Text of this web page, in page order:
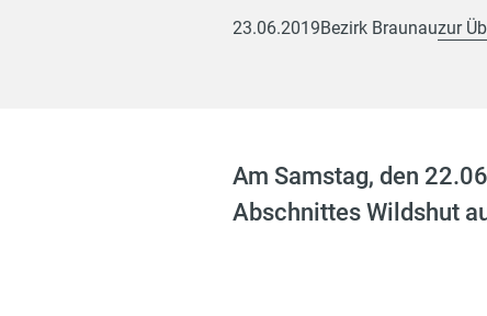
23.06.2019Bezirk Braunauzur
Am Samstag, den
Abschnittes Wildshut